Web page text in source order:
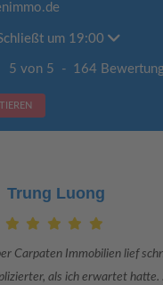
um 19:00
5 von 5 - 164
Claudia Bergrath
Immobilien und besonders
Sie war viele Monate mehr als